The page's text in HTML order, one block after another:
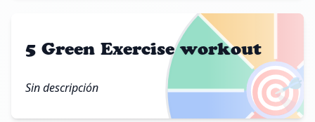
🎯
5 Green Exercise workout
Sin descripción